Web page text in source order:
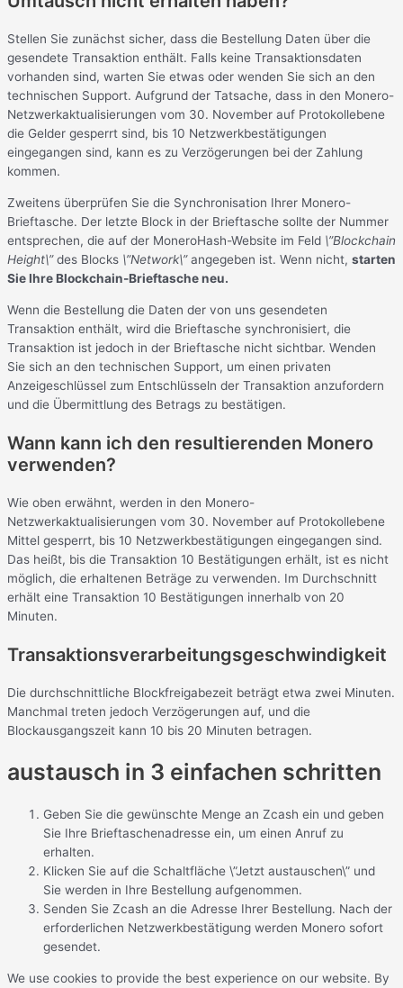
Stellen Sie zunächst sicher, dass die Bestellung Daten über die
gesendete Transaktion enthält. Falls keine Transaktionsdaten
vorhanden sind, warten Sie etwas oder wenden Sie sich an den
technischen Support. Aufgrund der Tatsache, dass in den Monero-
Netzwerkaktualisierungen vom 30. November auf Protokollebene
die Gelder gesperrt sind, bis 10 Netzwerkbestätigungen
eingegangen sind, kann es zu Verzögerungen bei der Zahlung
kommen.
Zweitens überprüfen Sie die Synchronisation Ihrer Monero-
Brieftasche. Der letzte Block in der Brieftasche sollte der Nummer
entsprechen, die auf der MoneroHash-Website im Feld \”Blockchain
Height\”des Blocks \”Network\”angegeben ist. Wenn nicht, starten
Sie Ihre Blockchain-Brieftasche neu.
Wenn die Bestellung die Daten der von uns gesendeten
Transaktion enthält, wird die Brieftasche synchronisiert, die
Transaktion ist jedoch in der Brieftasche nicht sichtbar. Wenden
Sie sich an den technischen Support, um einen privaten
Anzeigeschlüssel zum Entschlüsseln der Transaktion anzufordern
und die Übermittlung des Betrags zu bestätigen.
Wann kann ich den resultierenden Monero
verwenden?
Wie oben erwähnt, werden in den Monero-
Netzwerkaktualisierungen vom 30. November auf Protokollebene
Mittel gesperrt, bis 10 Netzwerkbestätigungen eingegangen sind.
Das heißt, bis die Transaktion 10 Bestätigungen erhält, ist es nicht
möglich, die erhaltenen Beträge zu verwenden. Im Durchschnitt
erhält eine Transaktion 10 Bestätigungen innerhalb von 20
Minuten.
Transaktionsverarbeitungsgeschwindigkeit
Die durchschnittliche Blockfreigabezeit beträgt etwa zwei Minuten.
Manchmal treten jedoch Verzögerungen auf, und die
Blockausgangszeit kann 10 bis 20 Minuten betragen.
austausch in 3 einfachen schritten
Geben Sie die gewünschte Menge an Zcash ein und geben
Sie Ihre Brieftaschenadresse ein, um einen Anruf zu
erhalten.
Klicken Sie auf die Schaltfläche \”Jetzt austauschen\” und
Sie werden in Ihre Bestellung aufgenommen.
Senden Sie Zcash an die Adresse Ihrer Bestellung. Nach der
erforderlichen Netzwerkbestätigung werden Monero sofort
gesendet.
We use cookies to provide the best experience on our website. By